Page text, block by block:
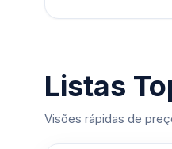
Listas
Visões rápidas de